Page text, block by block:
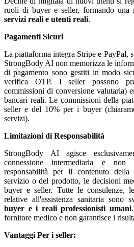
ruoli di buyer e seller, formando una
servizi reali e utenti reali.
Pagamenti Sicuri
La piattaforma integra Stripe e PayPal,
StrongBody AI non memorizza le
di pagamento sono gestiti in modo
verifica OTP. I seller possono
commissioni di conversione valutaria)
bancari reali. Le commissioni della
seller e del 10% per i buyer
servizi).
Limitazioni di Responsabilità
StrongBody AI agisce
connessione intermediaria e
responsabilità per il contenuto
servizio o del prodotto, le decisioni
buyer e seller. Tutte le consulenze,
relative all'assistenza sanitaria sono
buyer e i reali professionisti umani
fornitore medico e non garantisce i
Vantaggi Per i seller: